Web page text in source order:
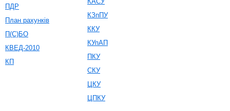
ПДР
План рахунків
П(С)БО
КВЕД-2010
КП
КЗпПУ
ККУ
КУпАП
ПКУ
СКУ
ЦКУ
ЦПКУ